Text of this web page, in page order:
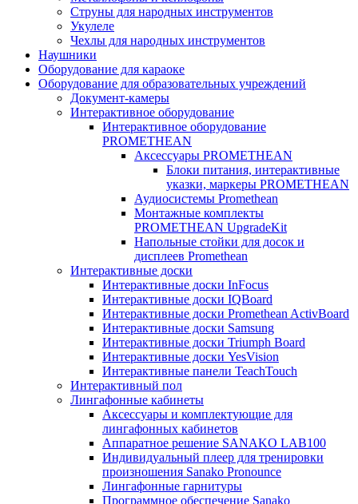
Струны для народных инструментов
Укулеле
Чехлы для народных инструментов
Наушники
Оборудование для караоке
Оборудование для образовательных учреждений
Документ-камеры
Интерактивное оборудование
Интерактивное оборудование
PROMETHEAN
Аксессуары PROMETHEAN
Блоки питания, интерактивные
указки, маркеры PROMETHEAN
Аудиосистемы Promethean
Монтажные комплекты
PROMETHEAN UpgradeKit
Напольные стойки для досок и
дисплеев Promethean
Интерактивные доски
Интерактивные доски InFocus
Интерактивные доски IQBoard
Интерактивные доски Promethean ActivBoard
Интерактивные доски Samsung
Интерактивные доски Triumph Board
Интерактивные доски YesVision
Интерактивные панели TeachTouch
Интерактивный пол
Лингафонные кабинеты
Аксессуары и комплектующие для
лингафонных кабинетов
Аппаратное решение SANAKO LAB100
Индивидуальный плеер для тренировки
произношения Sanako Pronounce
Лингафонные гарнитуры
Программное обеспечение Sanako